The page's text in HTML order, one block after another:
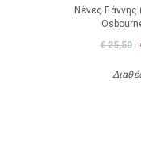
Νένες
€ 25,50